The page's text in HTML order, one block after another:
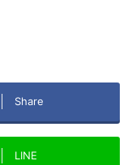
Share
LINE